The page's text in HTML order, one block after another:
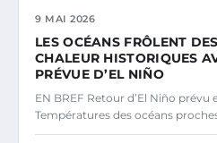
9 MAI 2026
LES OCÉANS FRÔLENT
CHALEUR HISTORIQUES
PRÉVUE D’EL NIÑO
EN BREF Retour d’El Niño prévu
Températures des océans